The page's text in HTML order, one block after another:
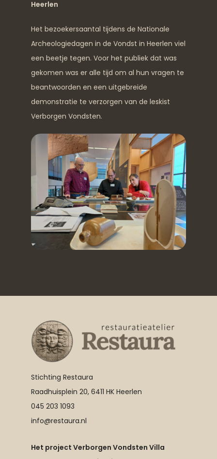
Heerlen
Het bezoekersaantal tijdens de Nationale
Archeologiedagen in de Vondst in Heerlen viel
een beetje tegen. Voor het publiek dat was
gekomen was er alle tijd om al hun vragen te
beantwoorden en een uitgebreide
demonstratie te verzorgen van de leskist
Verborgen Vondsten.
Stichting Restaura
Raadhuisplein 20, 6411 HK Heerlen
045 203 1093
info@restaura.nl
Het project Verborgen Vondsten Villa